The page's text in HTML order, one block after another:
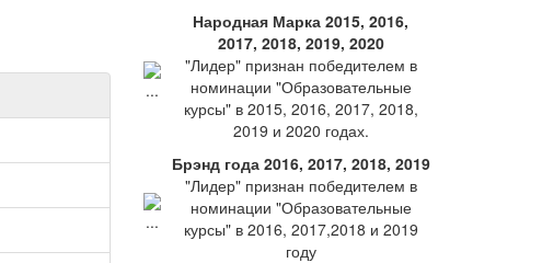
Народная Марка 2015, 2016,
2017, 2018, 2019, 2020
"Лидер" признан победителем в
номинации "Образовательные
курсы" в 2015, 2016, 2017, 2018,
2019 и 2020 годах.
Брэнд года 2016, 2017, 2018, 2019
"Лидер" признан победителем в
номинации "Образовательные
курсы" в 2016, 2017,2018 и 2019
году